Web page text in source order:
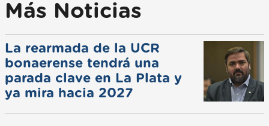
Más Noticias
La rearmada de la UCR
bonaerense tendrá una
parada clave en La Plata y
ya mira hacia 2027